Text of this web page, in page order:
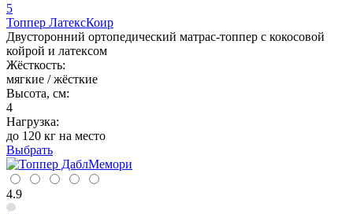
5
Топпер ЛатексКоир
Двусторонний ортопедический матрас-топпер с кокосовой
койрой и латексом
Жёсткость:
мягкие / жёсткие
Высота, см:
4
Нагрузка:
до 120 кг на место
Выбрать
4.9